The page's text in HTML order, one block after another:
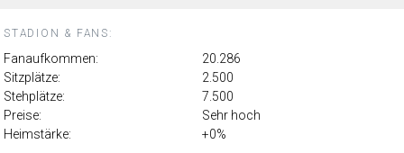
STADION & FANS:
Fanaufkommen:
20.286
Sitzplätze:
2.500
Stehplätze:
7.500
Preise:
Sehr hoch
Heimstärke:
+0%